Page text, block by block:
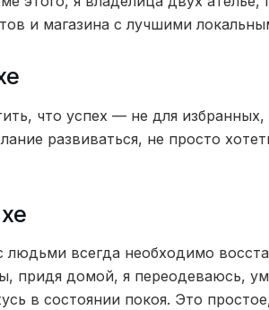
и магазина с лучшими
что успех — не для
развиваться, не просто
людьми всегда необходимо
придя домой, я переодеваюсь,
в состоянии покоя. Это